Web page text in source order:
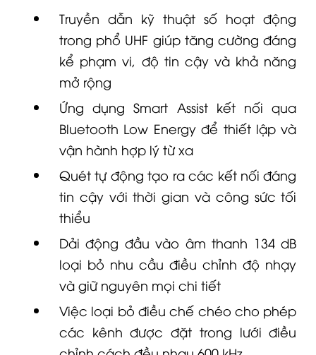
trong phổ UHF giúp tăng cường đáng
kể phạm vi, độ tin cậy và khả năng
mở rộng
Ứng dụng Smart Assist kết nối qua
Bluetooth Low Energy để thiết lập và
vận hành hợp lý từ xa
Quét tự động tạo ra các kết nối đáng
tin cậy với thời gian và công sức tối
thiểu
Dải động đầu vào âm thanh 134 dB
loại bỏ nhu cầu điều chỉnh độ nhạy
và giữ nguyên mọi chi tiết
Việc loại bỏ điều chế chéo cho phép
các kênh được đặt trong lưới điều
chỉnh cách đều nhau 600 kHz